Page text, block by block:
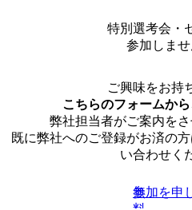
特別選考会・
参加しませ
ご興味をお持
こちらのフォームか
弊社担当者がご案内をさ
既に弊社へのご登録がお済の
い合わせく
無
参加を申